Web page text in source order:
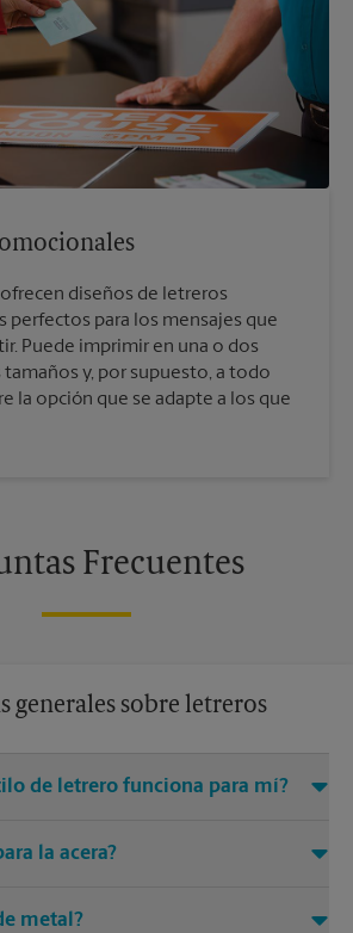
ofrecen diseños de letreros
perfectos para los mensajes que
Puede imprimir en una o dos
tamaños y, por supuesto, a todo
la opción que se adapte a los que
Frecuentes
generales sobre letreros
de letrero funciona para mí?
de ayudarle a encontrar la
la acera?
con marco en A, que son perfectos
metal?